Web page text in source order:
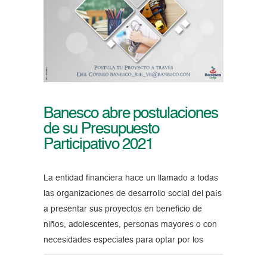
Banesco abre postulaciones
de su Presupuesto
Participativo 2021
La entidad financiera hace un llamado a todas
las organizaciones de desarrollo social del país
a presentar sus proyectos en beneficio de
niños, adolescentes, personas mayores o con
necesidades especiales para optar por los